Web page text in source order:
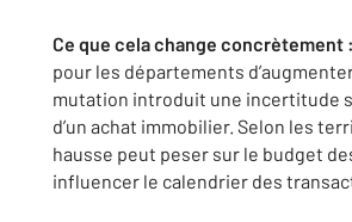
Ce que cela change concrètement :
pour les départements
mutation introduit une incertitude
d’un achat immobilier. Selon les
hausse peut peser sur le budget
influencer le calendrier des